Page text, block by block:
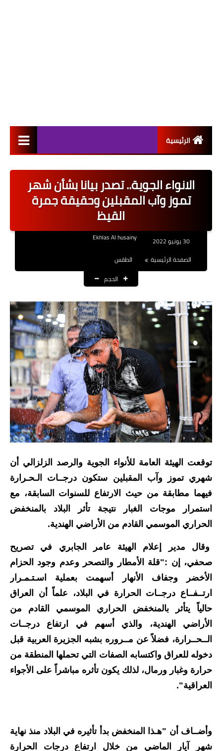
الرئيسية
اخبار القطاع العام
اخبار القطاع الخاص
نتائج التعيينات
الرواتب والقروض
الرواتب
القروض والسلف
المنح المالية
قطع الاراضي
اخبار العراق
الاخبار السياسية
الاخبار الامنية
الاخبار الاقتصادية
الاخبار الرياضية
المدارس
اخبار وقرارات وزارة التربية
نتائج الامتحانات
المرحلة الابتدائية
المرحلة المتوسطة
المرحلة الاعدادية
اسئلة وزارية
المرحلة الابتدائية
مرشحات
الانواء الجوية.. تصدر بيانا بشأن شهر
تموز وآب المقبلين وحقيقة جمرة
القيظ
30 يونيو 2022
Ekhlas Al husainy
الصفحة الرئيسية
الطقس
الحجم
توقعت الهيئة العامة للأنواء الجوية والرصد الزلزالي أن
شهري تموز وآب المقبلين ستكون درجــات الـحـرارة
فيهما مطابقة من حيث الارتفاع للسنوات السابقة، مع
استمرار موجات الغبار نتيجة تأثر البلاد بالمنخفض
الحراري الموسمي القادم من الأراضي الهندية.
وقال مدير إعلام الهيئة عامر الجابري في تصريح
صحفي، إن :"قلة الأمطار والتصحر وعدم وجود الحزام
الأخضر وجفاف الأنهار أسهمت بعملية اسـتـمـرار
ارتــفــاع درجــات الحرارة في البلاد، علماً أن العراق
حالياً يتأثر بالمنخفض الحراري الموسمي القادم من
الأراضي الهندية، والذي أسهم في ارتفاع درجــات
الــحــرارة، فضلاً عن مــروره بشبه الجزيرة العربية قبل
دخوله للعراق واكتسابه الصفات التي تحملها المنطقة من
حرارة وغبار ورمال، لذلك يكون تأثره مباشراً على الأجواء
العراقية".
وأضــاف أن "هـذا المنخفض بدأ تأثيره في البلاد منذ نهاية
شهر آيار الماضي من خلال ارتفاع درجات الحرارة